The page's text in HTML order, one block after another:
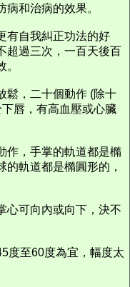
和治病的效果。
有自我糾正功法的好
超過三次，一百天後百
鬆，二十個動作 (除十
唇，有高血壓或心臟
作，手掌的軌道都是橢
的軌道都是橢圓形的，
心可向內或向下，決不
度至60度為宜，幅度太